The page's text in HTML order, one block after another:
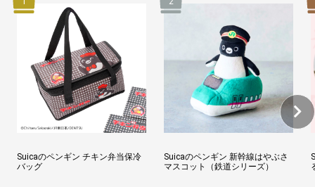
Suicaのペンギン チキン弁当保冷
バッグ
Suicaのペンギン 新幹線はやぶさ
マスコット（鉄道シリーズ）